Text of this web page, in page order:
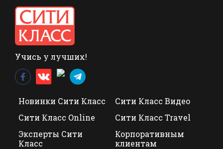
Учись у лучших!
Новинки Сити Класс
Сити Класс Видео
Сити Класс Online
Сити Класс Travel
Эксперты Сити
Класс
Корпоративным
клиентам